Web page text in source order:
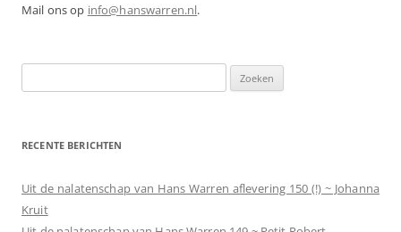
Mail ons op info@hanswarren.nl.
naar:
RECENTE BERICHTEN
Uit de nalatenschap van Hans Warren aflevering 150 (!) ~ Johanna
Kruit